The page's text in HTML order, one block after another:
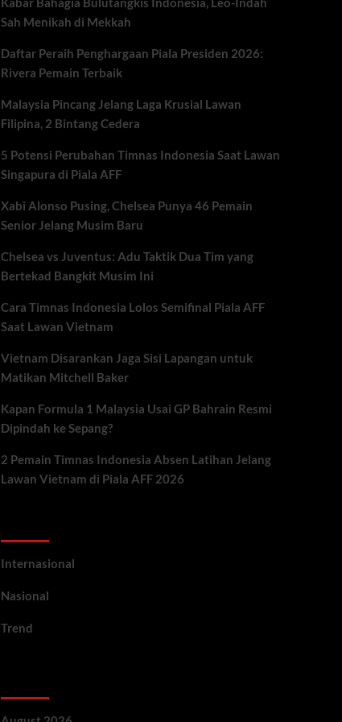
Sah Menikah di Mekkah
Daftar Peraih Penghargaan Piala Presiden 2026:
Rivera Pemain Terbaik
Malaysia Pincang Jelang Laga Krusial Lawan
Filipina, 2 Bintang Cedera
5 Potensi Perubahan Timnas Indonesia Saat Lawan
Singapura di Piala AFF
Xabi Alonso Pusing, Chelsea Punya 46 Pemain
Senior Jelang Musim Baru
Chelsea vs Juventus: Adu Taktik Dua Tim yang
Bertekad Bangkit Musim Ini
Cara Timnas Indonesia Lolos Semifinal Piala AFF
Saat Lawan Vietnam
Vietnam Disarankan Jaga Sisi Lapangan untuk
Matikan Mitchell Baker
Kapan Formula 1 Malaysia Usai GP Bahrain Resmi
Dipindah ke Sepang?
2 Pemain Timnas Indonesia Absen Latihan Jelang
Lawan Vietnam di Piala AFF 2026
Internasional
Nasional
Trend